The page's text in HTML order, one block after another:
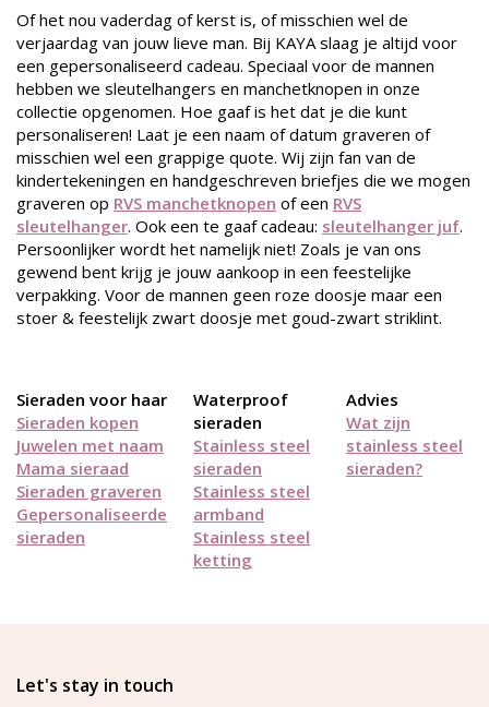
Of het nou vaderdag of kerst is, of misschien wel de
verjaardag van jouw lieve man. Bij KAYA slaag je altijd voor
een gepersonaliseerd cadeau. Speciaal voor de mannen
hebben we sleutelhangers en manchetknopen in onze
collectie opgenomen. Hoe gaaf is het dat je die kunt
personaliseren! Laat je een naam of datum graveren of
misschien wel een grappige quote. Wij zijn fan van de
kindertekeningen en handgeschreven briefjes die we mogen
graveren op RVS manchetknopen of een RVS
sleutelhanger. Ook een te gaaf cadeau: sleutelhanger juf.
Persoonlijker wordt het namelijk niet! Zoals je van ons
gewend bent krijg je jouw aankoop in een feestelijke
verpakking. Voor de mannen geen roze doosje maar een
stoer & feestelijk zwart doosje met goud-zwart striklint.
Sieraden voor haar
Sieraden kopen
Juwelen met naam
Mama sieraad
Sieraden graveren
Gepersonaliseerde
sieraden
Waterproof
sieraden
Stainless steel
sieraden
Stainless steel
armband
Stainless steel
ketting
Advies
Wat zijn
stainless steel
sieraden?
Let's stay in touch